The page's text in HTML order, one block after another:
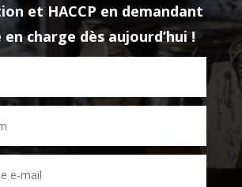
et HACCP en demandant
charge dès aujourd’hui !